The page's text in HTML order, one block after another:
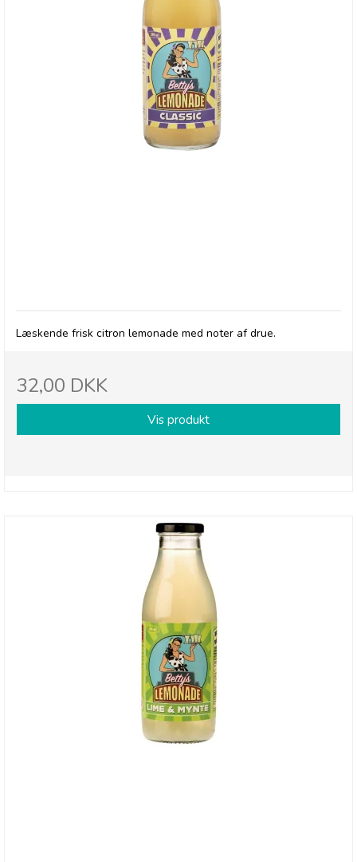
Læskende frisk citron lemonade med noter af drue.
32,00 DKK
Vis produkt